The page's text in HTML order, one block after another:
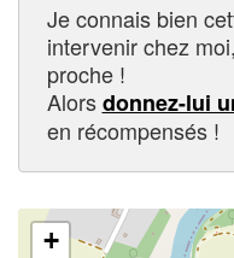
Je connais bien
intervenir chez
proche !
Alorsdonnez-lui
en récompensés !
+